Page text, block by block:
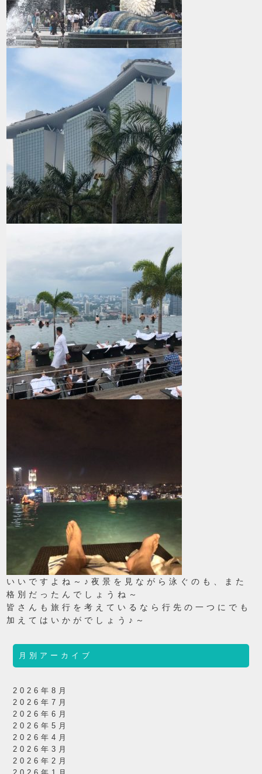
いいですよね～♪夜景を見ながら泳ぐのも、また
格別だったんでしょうね～
皆さんも旅行を考えているなら行先の一つにでも
加えてはいかがでしょう♪～
月別アーカイブ
2026年8月
2026年7月
2026年6月
2026年5月
2026年4月
2026年3月
2026年2月